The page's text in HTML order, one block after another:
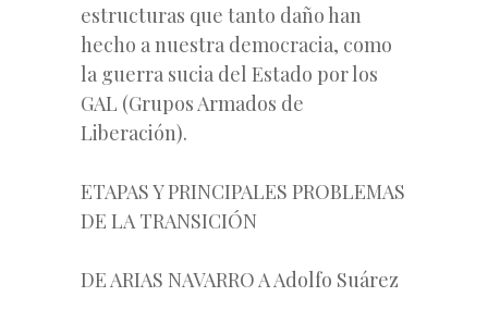
estructuras que tanto daño han
hecho a nuestra democracia, como
la guerra sucia del Estado por los
GAL (Grupos Armados de
Liberación).
ETAPAS Y PRINCIPALES PROBLEMAS
DE LA TRANSICIÓN
DE ARIAS NAVARRO A Adolfo Suárez